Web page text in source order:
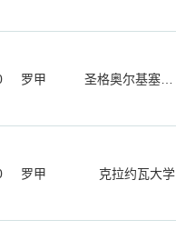
罗甲
罗甲 克拉约瓦大学